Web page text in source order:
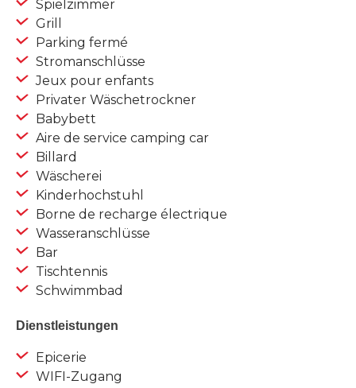
Spielzimmer
Grill
Parking fermé
Stromanschlüsse
Jeux pour enfants
Privater Wäschetrockner
Babybett
Aire de service camping car
Billard
Wäscherei
Kinderhochstuhl
Borne de recharge électrique
Wasseranschlüsse
Bar
Tischtennis
Schwimmbad
Dienstleistungen
Epicerie
WIFI-Zugang